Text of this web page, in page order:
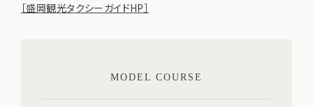
［盛岡観光タクシーガイドHP］
MODEL COURSE